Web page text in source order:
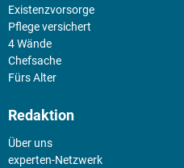
Existenz­vorsorge
Pflege versichert
4 Wände
Chefsache
Fürs Alter
Redaktion
Über uns
experten-Netzwerk